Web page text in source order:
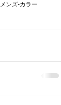
メンズ-カラー